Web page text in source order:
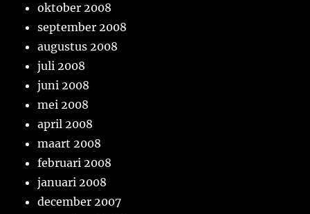
oktober 2008
september 2008
augustus 2008
juli 2008
juni 2008
mei 2008
april 2008
maart 2008
februari 2008
januari 2008
december 2007